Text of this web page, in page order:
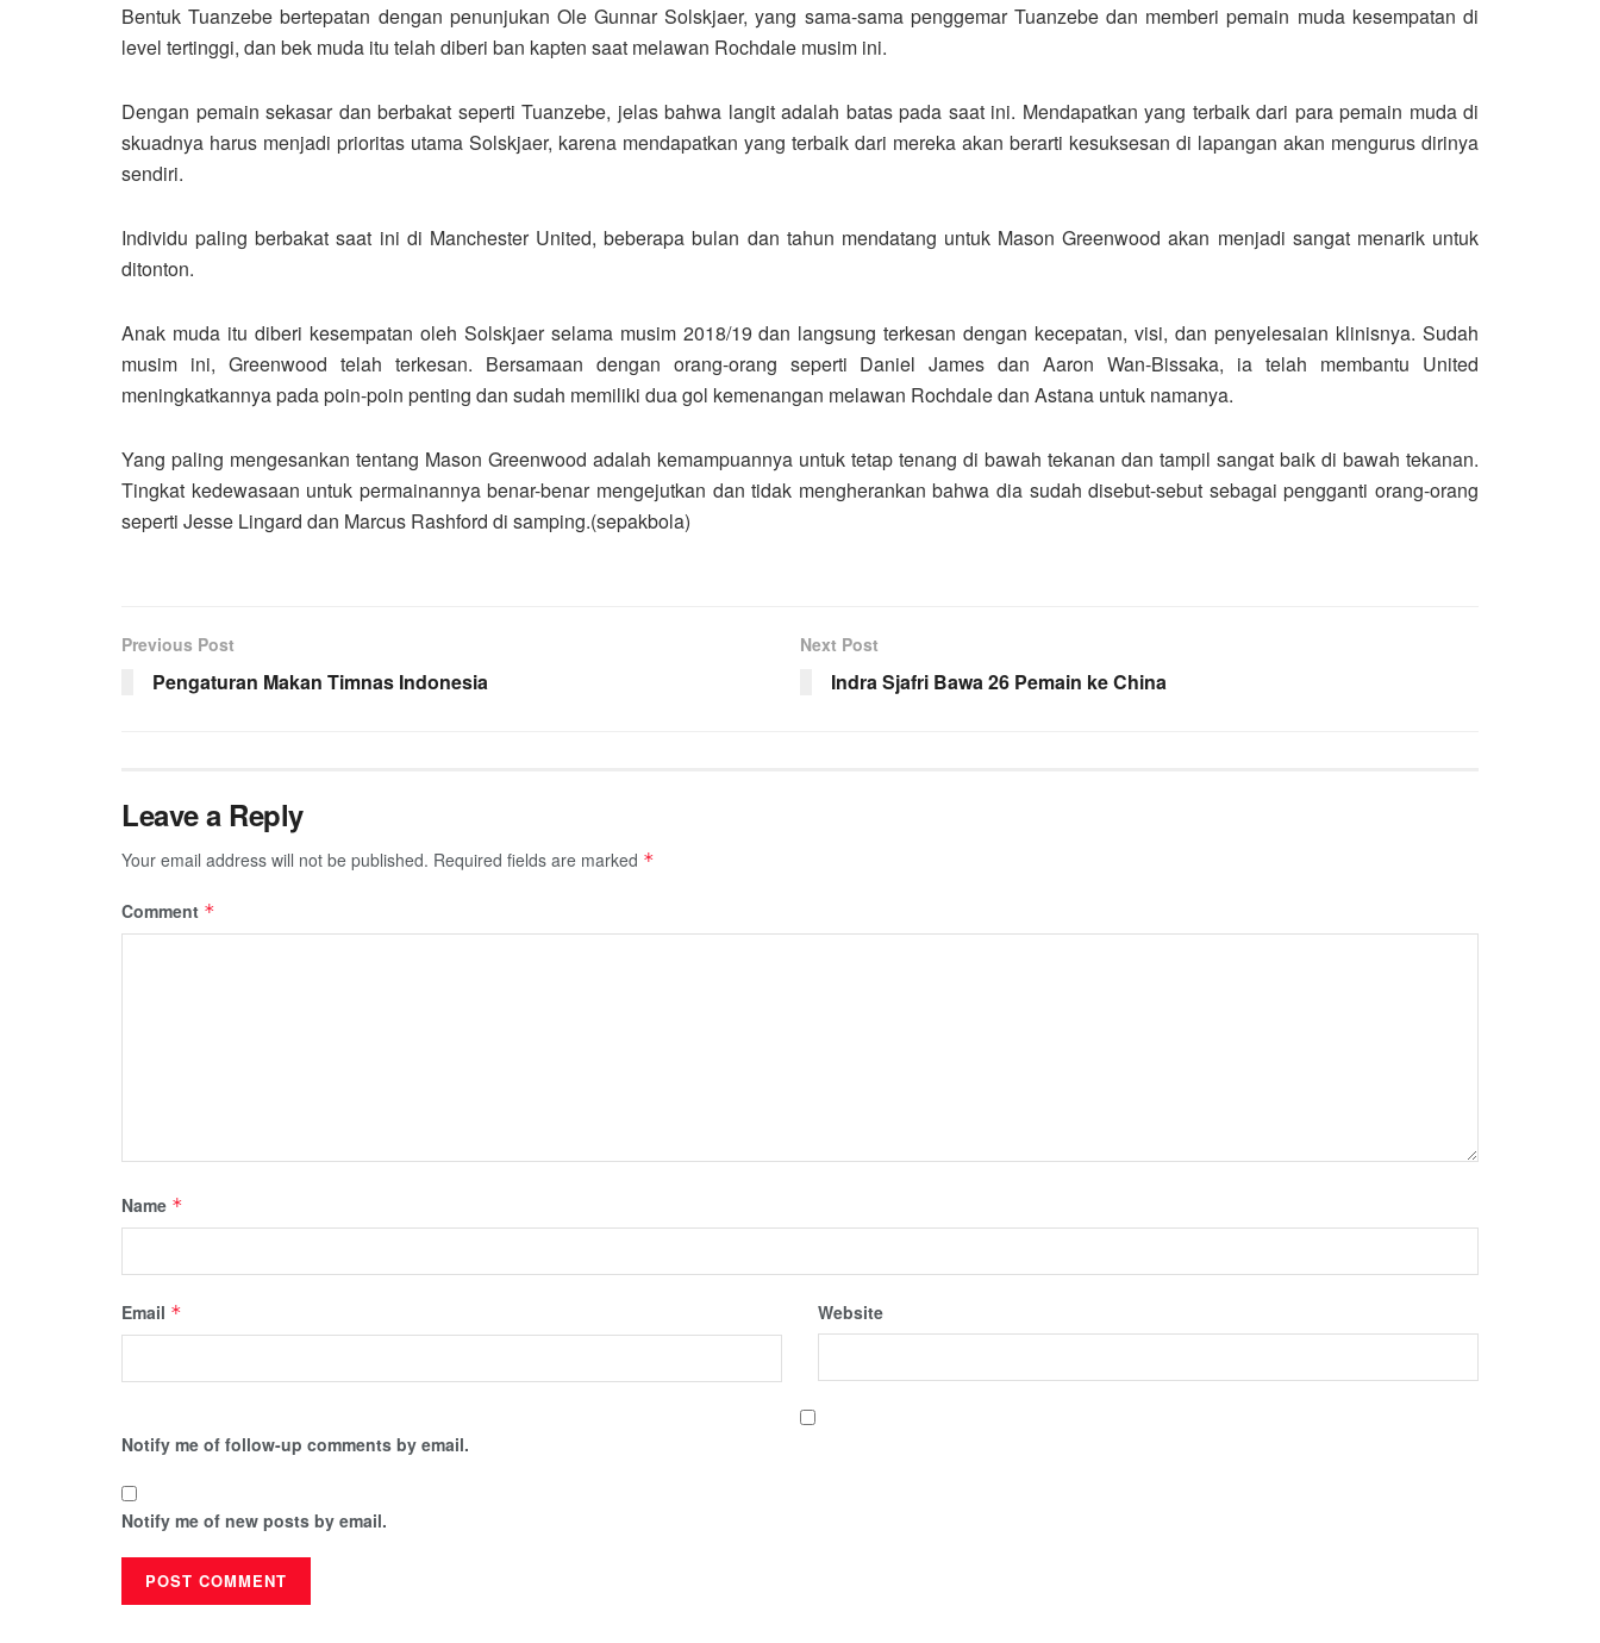
Bentuk Tuanzebe bertepatan dengan penunjukan Ole Gunnar Solskjaer, yang sama-sama penggemar Tuanzebe dan memberi pemain muda kesempatan di
level tertinggi, dan bek muda itu telah diberi ban kapten saat melawan Rochdale musim ini.
Dengan pemain sekasar dan berbakat seperti Tuanzebe, jelas bahwa langit adalah batas pada saat ini. Mendapatkan yang terbaik dari para pemain muda di
skuadnya harus menjadi prioritas utama Solskjaer, karena mendapatkan yang terbaik dari mereka akan berarti kesuksesan di lapangan akan mengurus dirinya
sendiri.
Individu paling berbakat saat ini di Manchester United, beberapa bulan dan tahun mendatang untuk Mason Greenwood akan menjadi sangat menarik untuk
ditonton.
Anak muda itu diberi kesempatan oleh Solskjaer selama musim 2018/19 dan langsung terkesan dengan kecepatan, visi, dan penyelesaian klinisnya. Sudah
musim ini, Greenwood telah terkesan. Bersamaan dengan orang-orang seperti Daniel James dan Aaron Wan-Bissaka, ia telah membantu United
meningkatkannya pada poin-poin penting dan sudah memiliki dua gol kemenangan melawan Rochdale dan Astana untuk namanya.
Yang paling mengesankan tentang Mason Greenwood adalah kemampuannya untuk tetap tenang di bawah tekanan dan tampil sangat baik di bawah tekanan.
Tingkat kedewasaan untuk permainannya benar-benar mengejutkan dan tidak mengherankan bahwa dia sudah disebut-sebut sebagai pengganti orang-orang
seperti Jesse Lingard dan Marcus Rashford di samping.(sepakbola)
Previous Post
Pengaturan Makan Timnas Indonesia
Next Post
Indra Sjafri Bawa 26 Pemain ke China
Leave a Reply
Your email address will not be published. Required fields are marked *
Comment *
Name *
Email * Website
Notify me of follow-up comments by email.
Notify me of new posts by email.